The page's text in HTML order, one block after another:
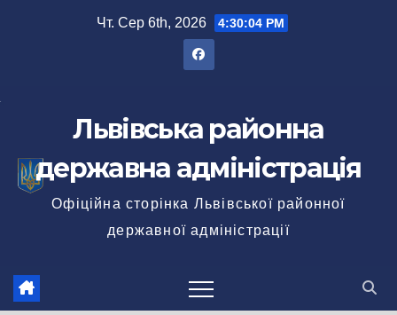
Чт. Сер 6th, 2026 4:30:05 PM
Львівська районна
державна адміністрація
Офіційна сторінка Львівської районної
державної адміністрації